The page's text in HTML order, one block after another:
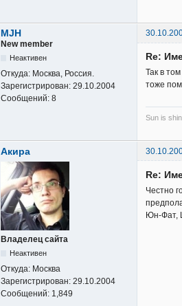
MJH
New member
Неактивен
Откуда: Москва, Россия.
Зарегистрирован: 29.10.2004
Сообщений: 8
Re:
Так в
тоже
Sun is
Акира
Владелец сайта
Неактивен
Откуда: Москва
Зарегистрирован: 29.10.2004
Сообщений: 1,849
Re:
Честно
Юн-Фат,